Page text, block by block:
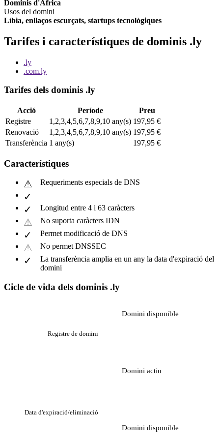
Dominis d'Àfrica
Usos del domini
Líbia, enllaços escurçats, startups tecnològiques
Tarifes i característiques de dominis .ly
.ly
.com.ly
Tarifes dels dominis .ly
Acció Període
Preu
Registre
1,2,3,4,5,6,7,8,9,10 any(s) 197,95 €
Renovació
1,2,3,4,5,6,7,8,9,10 any(s) 197,95 €
Transferència 1 any(s) 197,95 €
Característiques
Requeriments especials de DNS
Longitud entre 4 i 63 caràcters
No suporta caràcters IDN
Permet modificació de DNS
No permet DNSSEC
La transferència amplia en un any la data d'expiració del
domini
Cicle de vida dels dominis .ly
Domini disponible
Registre de domini
Domini actiu
Data d'expiració/eliminació
Domini disponible